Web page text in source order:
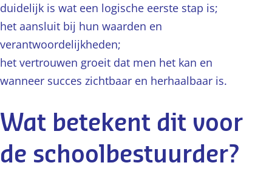
duidelijk is wat een logische eerste stap is;
het aansluit bij hun waarden en
verantwoordelijkheden;
het vertrouwen groeit dat men het kan en
wanneer succes zichtbaar en herhaalbaar is.
Wat betekent dit voor
de schoolbestuurder?